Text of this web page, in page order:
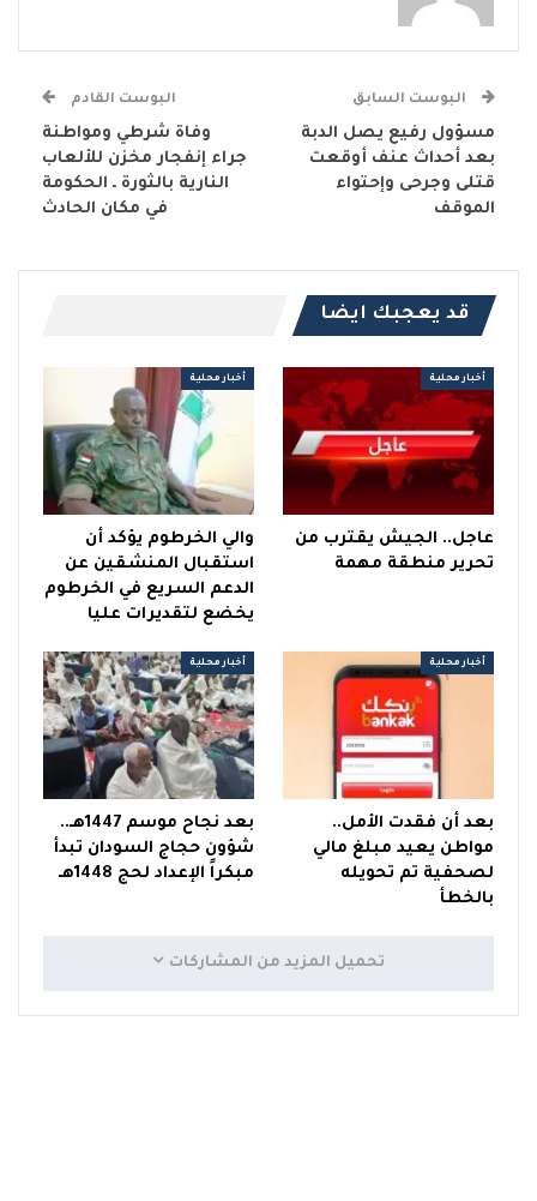
البوست السابق
مسؤول رفيع يصل الدبة
بعد أحداث عنف أوقعت
قتلى وجرحى وإحتواء
الموقف
البوست القادم
وفاة شرطي ومواطنة
جراء إنفجار مخزن للألعاب
النارية بالثورة ـ الحكومة
في مكان الحادث
قد يعجبك ايضا
أخبار محلية
عاجل.. الجيش يقترب من
تحرير منطقة مهمة
أخبار محلية
والي الخرطوم يؤكد أن
استقبال المنشقين عن
الدعم السريع في الخرطوم
يخضع لتقديرات عليا
أخبار محلية
بعد أن فقدت الأمل..
مواطن يعيد مبلغ مالي
لصحفية تم تحويله
بالخطأ
أخبار محلية
بعد نجاح موسم 1447هـ..
شؤون حجاج السودان تبدأ
مبكراً الإعداد لحج 1448هـ
تحميل المزيد من المشاركات